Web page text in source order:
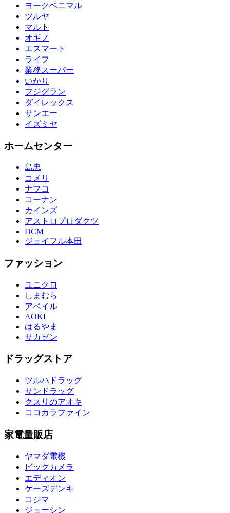
ヨークベニマル
ツルヤ
マルト
オギノ
エスマート
ライフ
業務スーパー
いかり
フジグラン
ダイレックス
サンエー
イズミヤ
ホームセンター
島忠
コメリ
ナフコ
コーナン
カインズ
アストロプロダクツ
DCM
ジョイフル本田
ファッション
ユニクロ
しまむら
アベイル
AOKI
はるやま
サカゼン
ドラッグストア
ツルハドラッグ
サンドラッグ
クスリのアオキ
ココカラファイン
家電量販店
ヤマダ電機
ビックカメラ
エディオン
ケーズデンキ
コジマ
ジョーシン